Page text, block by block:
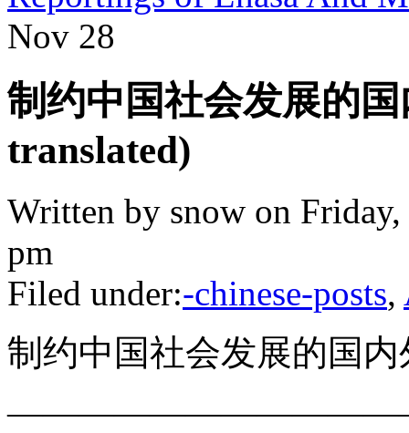
Nov 28
制约中国社会发展的
translated)
Written by snow on
pm
Filed under:-chinese-posts,
制约中国社会发展的国